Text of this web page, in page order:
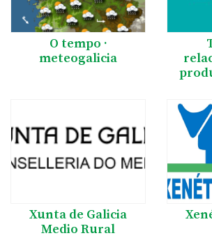
O tempo ·
meteogalicia
Xunta de Galicia
Medio Rural